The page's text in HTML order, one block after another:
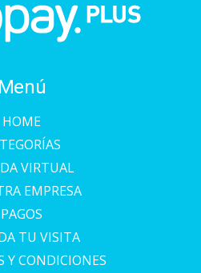
Menú
HOME
VIRTUAL
EMPRESA
PAGOS
TU VISITA
Y CONDICIONES